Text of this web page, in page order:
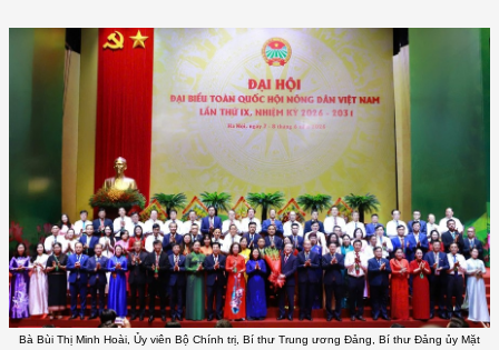
Bà Bùi Thị Minh Hoài, Ủy viên Bộ Chính trị, Bí thư Trung ương Đảng, Bí thư Đảng ủy Mặt